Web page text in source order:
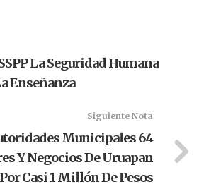
La Seguridad Humana
Enseñanza
Siguiente Nota
Municipales 64
Y Negocios De Uruapan
Por Casi 1 Millón De Pesos